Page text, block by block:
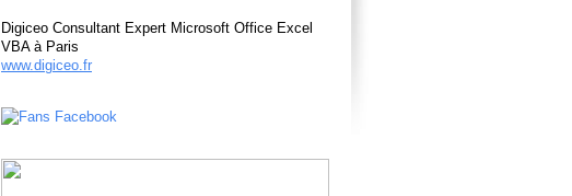
Digiceo Consultant Expert Microsoft Office Excel
VBA à Paris
www.digiceo.fr